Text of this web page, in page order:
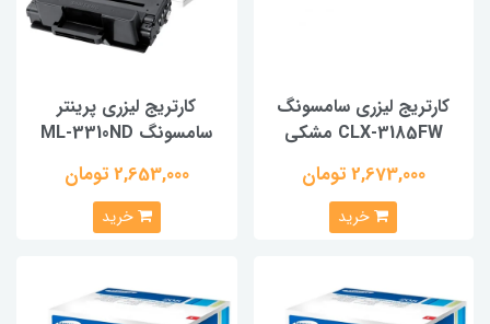
کارتریج لیزری سامسونگ
CLX-3185FW مشکی
2,673,000 تومان
خرید
کارتریج لیزری پرینتر
سامسونگ ML-3310ND
2,653,000 تومان
خرید